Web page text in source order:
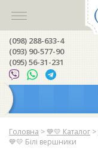
(098) 288-633-4
(093) 90-577-90
(095) 56-31-231
Головна > 💙💛 Каталог >
💙💛 Білі вершники